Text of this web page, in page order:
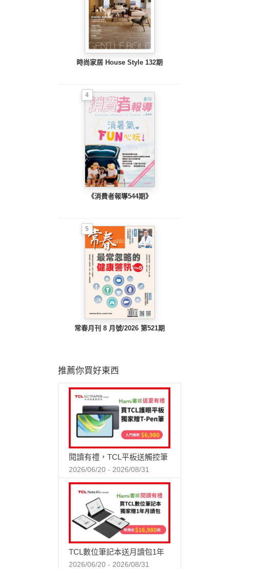
時尚家居 House Style 132期
4
《消費者報導544期》
5
常春月刊 8 月號/2026 第521期
推薦你買好東西
閱讀有禮，TCL平板送觸控筆
2026/06/20 - 2026/08/31
TCL數位筆記本送月讀包1年
2026/06/20 - 2026/08/31